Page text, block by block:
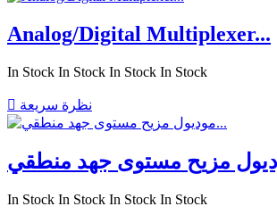
Analog/Digital Multiplexer...
In Stock In Stock In Stock In Stock
 نظرة سريعة
In Stock In Stock In Stock In Stock